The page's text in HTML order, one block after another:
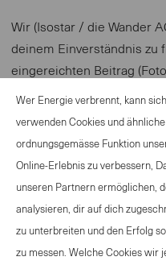
Wir (Isostar / die Wander
deinem Einverständnis zu
eingereichten Beitrag
KONTAKT
NEWSLETTER
Wer Energie verbrennt, kann
verwenden Cookies und
ordnungsgemässe Funktion
Online-Erlebnis zu verbessern,
unseren Partnern ermöglichen,
analysieren, dir auf dich
zu unterbreiten und den Erfolg
zu messen. Welche Cookies wir